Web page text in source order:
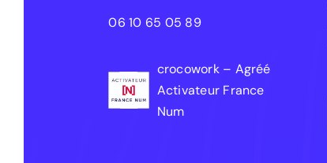
06 10 65 05 89
crocowork – Agréé
Activateur France
Num